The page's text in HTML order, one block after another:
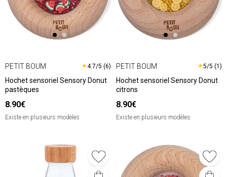
PETIT BOUM ★4.7/5 (6)
Hochet sensoriel Sensory Donut
pastèques
8.90€
Existe en plusieurs modèles
PETIT BOUM ★5/5 (1)
Hochet sensoriel Sensory Donut
citrons
8.90€
Existe en plusieurs modèles